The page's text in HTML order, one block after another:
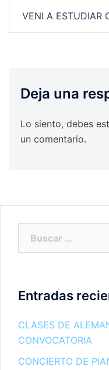
VENI A ESTUDIAR
Deja una
Lo siento, debes
un comentario.
Entradas
CLASES DE
CONVOCATORIA
CONCIERTO DE